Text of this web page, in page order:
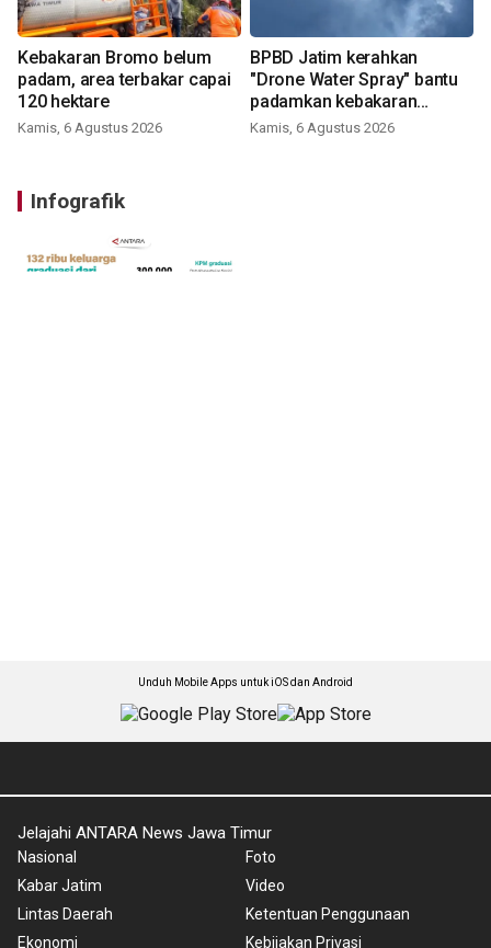
Kebakaran Bromo belum
padam, area terbakar capai
120 hektare
Kamis, 6 Agustus 2026
BPBD Jatim kerahkan
"Drone Water Spray" bantu
padamkan kebakaran
Bromo
Kamis, 6 Agustus 2026
Infografik
Unduh Mobile Apps untuk iOS dan Android
Jelajahi ANTARA News Jawa Timur
Nasional
Kabar Jatim
Lintas Daerah
Ekonomi
Foto
Video
Ketentuan Penggunaan
Kebijakan Privasi